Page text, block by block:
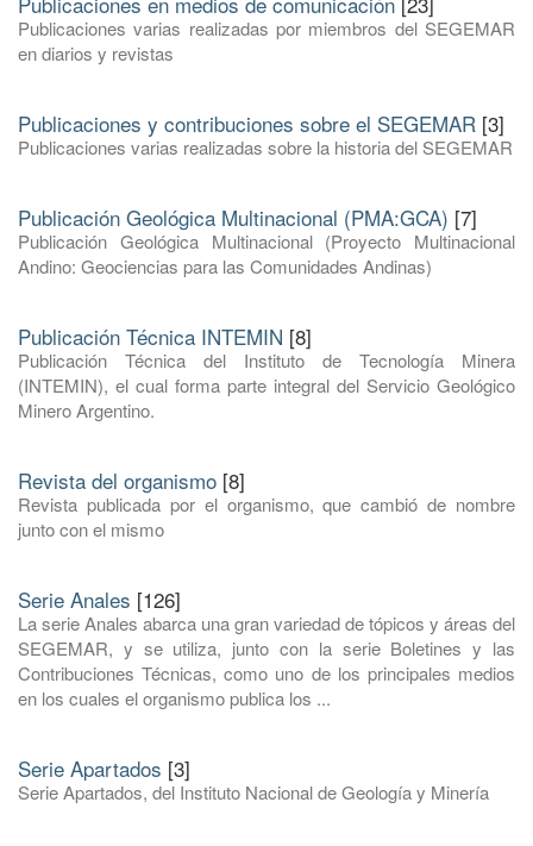
Publicaciones varias realizadas por miembros del SEGEMAR
en diarios y revistas
Publicaciones y contribuciones sobre el SEGEMAR [3]
Publicaciones varias realizadas sobre la historia del SEGEMAR
Publicación Geológica Multinacional (PMA:GCA) [7]
Publicación Geológica Multinacional (Proyecto Multinacional
Andino: Geociencias para las Comunidades Andinas)
Publicación Técnica INTEMIN [8]
Publicación Técnica del Instituto de Tecnología Minera
(INTEMIN), el cual forma parte integral del Servicio Geológico
Minero Argentino.
Revista del organismo [8]
Revista publicada por el organismo, que cambió de nombre
junto con el mismo
Serie Anales [126]
La serie Anales abarca una gran variedad de tópicos y áreas del
SEGEMAR, y se utiliza, junto con la serie Boletines y las
Contribuciones Técnicas, como uno de los principales medios
en los cuales el organismo publica los ...
Serie Apartados [3]
Serie Apartados, del Instituto Nacional de Geología y Minería